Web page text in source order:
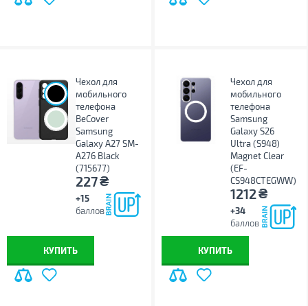
Чехол для
мобильного
телефона
BeCover
Samsung
Galaxy A27 SM-
A276 Black
(715677)
227₴
+15
баллов
КУПИТЬ
Чехол для
мобильного
телефона
Samsung
Galaxy S26
Ultra (S948)
Magnet Clear
(EF-
CS948CTEGWW)
1212₴
+34
баллов
КУПИТЬ